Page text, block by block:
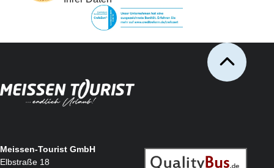
Meissen-Tourist GmbH
Elbstraße 18